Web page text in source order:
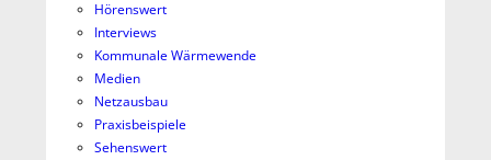
Hörenswert
Interviews
Kommunale Wärmewende
Medien
Netzausbau
Praxisbeispiele
Sehenswert